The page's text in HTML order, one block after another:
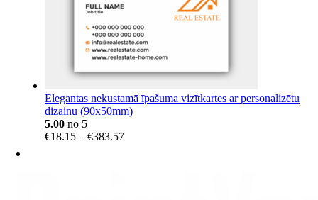
Elegantas nekustamā īpašuma vizītkartes ar personalizētu
dizainu (90x50mm)
5.00 no 5
€18.15 – €383.57Price